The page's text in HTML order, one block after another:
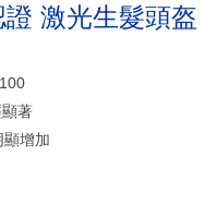
激光生髮頭盔
著
增加